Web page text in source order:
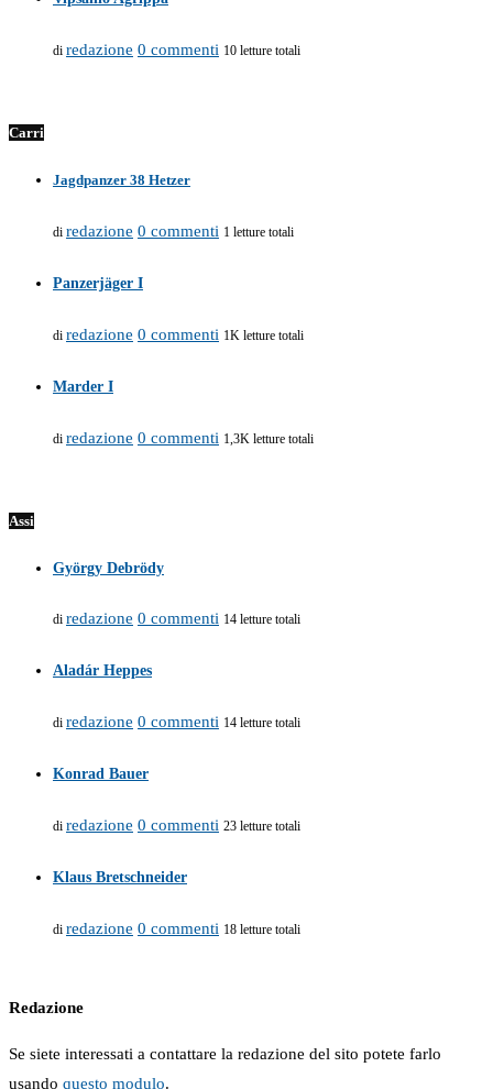
di redazione 0 commenti 10 letture totali
Carri
Jagdpanzer 38 Hetzer
di redazione 0 commenti 1 letture totali
Panzerjäger I
di redazione 0 commenti 1K letture totali
Marder I
di redazione 0 commenti 1,3K letture totali
Assi
György Debrödy
di redazione 0 commenti 14 letture totali
Aladár Heppes
di redazione 0 commenti 14 letture totali
Konrad Bauer
di redazione 0 commenti 23 letture totali
Klaus Bretschneider
di redazione 0 commenti 18 letture totali
Redazione
Se siete interessati a contattare la redazione del sito potete farlo
usando questo modulo.